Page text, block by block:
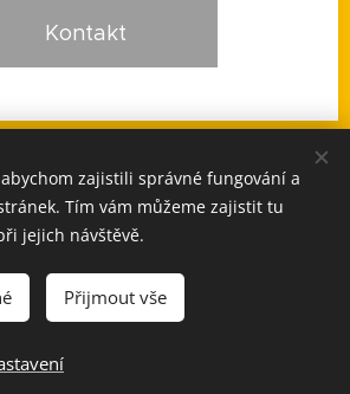
Kontakt
mail: kalachart@seznam.cz, telefon +
také WhatsApp:+420 702 158
TVORBA.Upozornění - na obsah
vztahuje ochrana autorských práv.
službou
zajistili správné fungování a
Tím vám můžeme zajistit tu
jejich návštěvě.
Přijmout vše